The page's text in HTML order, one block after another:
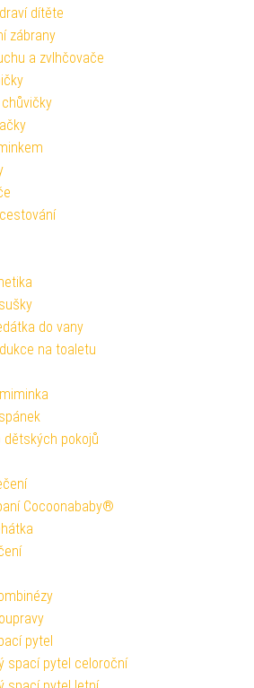
dítěte
zábrany
a zvlhčovače
do vany
na toaletu
dětských pokojů
Cocoonababy®
pytel
spací pytel celoroční